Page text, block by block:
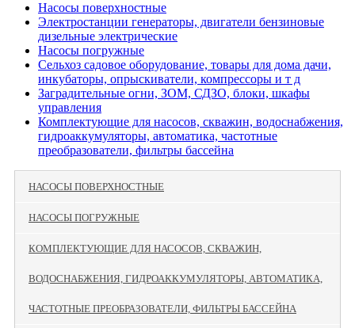
Насосы поверхностные
Электростанции генераторы, двигатели бензиновые
дизельные электрические
Насосы погружные
Сельхоз садовое оборудование, товары для дома дачи,
инкубаторы, опрыскиватели, компрессоры и т д
Заградительные огни, ЗОМ, СДЗО, блоки, шкафы
управления
Комплектующие для насосов, скважин, водоснабжения,
гидроаккумуляторы, автоматика, частотные
преобразователи, фильтры бассейна
НАСОСЫ ПОВЕРХНОСТНЫЕ
НАСОСЫ ПОГРУЖНЫЕ
КОМПЛЕКТУЮЩИЕ ДЛЯ НАСОСОВ, СКВАЖИН,
ВОДОСНАБЖЕНИЯ, ГИДРОАККУМУЛЯТОРЫ, АВТОМАТИКА,
ЧАСТОТНЫЕ ПРЕОБРАЗОВАТЕЛИ, ФИЛЬТРЫ БАССЕЙНА